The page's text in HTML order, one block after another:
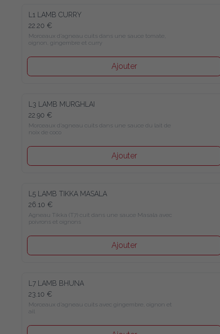
L1 LAMB CURRY
22.20 €
Morceaux d’agneau cuits dans une sauce tomate,
oignon, gingembre et curry
Ajouter
L3 LAMB MURGHLAI
22.90 €
Morceaux d’agneau cuits dans une sauce du lait de
noix de coco
Ajouter
L5 LAMB TIKKA MASALA
26.10 €
Agneau Tikka (T7) cuit dans une sauce Masala avec
poivrons et oignons
Ajouter
L7 LAMB BHUNA
23.10 €
Morceaux d’agneau cuits avec gingembre, oignon et
ail